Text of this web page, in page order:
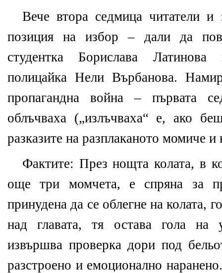
Вече втора седмица читатели и
позиция на избор – дали да
студентка Борислава
полицайка Нели Върбанова.
пропагандна война – първата
облъчваха („излъчваха“ е, ако
разказите на разплаканото момиче
Фактите: През нощта колата, в
още три момчета, е спряна за
принудена да се облегне на колата,
над главата, тя остава гола на
извършва проверка дори под
разстроено и емоционално